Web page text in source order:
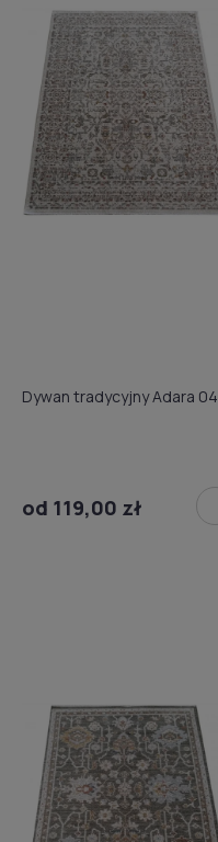
Dywan tradycyjny Adara 04
od 119,00 zł